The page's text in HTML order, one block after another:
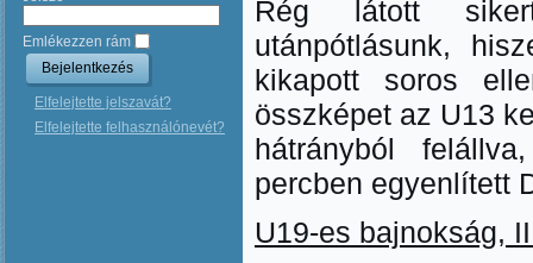
Emlékezzen rám
Elfelejtette jelszavát?
Elfelejtette felhasználónevét?
Rég látott
utánpótlásunk,
kikapott soros
összképet az U13
hátrányból
percben egyenlített
U19-es bajnokság,